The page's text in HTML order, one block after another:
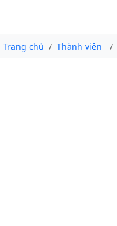
Trang chủ Thành viên